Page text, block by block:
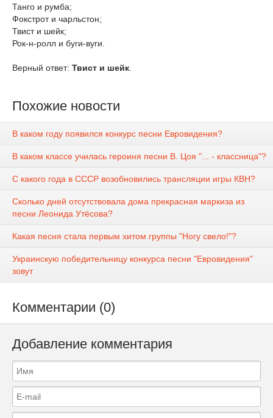
Танго и румба;
Фокстрот и чарльстон;
Твист и шейк;
Рок-н-ролл и буги-вуги.
Верный ответ: Твист и шейк
Похожие новости
В каком году появился конкурс песни Евровидения?
В каком классе училась героиня песни В. Цоя "... - классница"?
С какого года в СССР возобновились трансляции игры КВН?
Сколько дней отсутствовала дома прекрасная маркиза из
песни Леонида Утёсова?
Какая песня стала первым хитом группы "Ногу свело!"?
Украинскую победительницу конкурса песни "Евровидения"
зовут
Комментарии (0)
Добавление комментария